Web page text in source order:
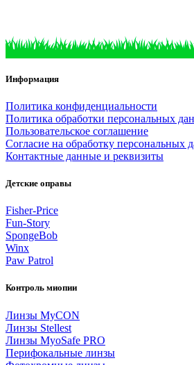
Информация
Политика конфиденциальности
Политика обработки персональных
Пользовательское соглашение
Согласие на обработку персональных
Контактные данные и реквизиты
Детские оправы
Fisher-Price
Fun-Story
SpongeBob
Winx
Paw Patrol
Контроль миопии
Линзы MyCON
Линзы Stellest
Линзы MyoSafe PRO
Перифокальные линзы